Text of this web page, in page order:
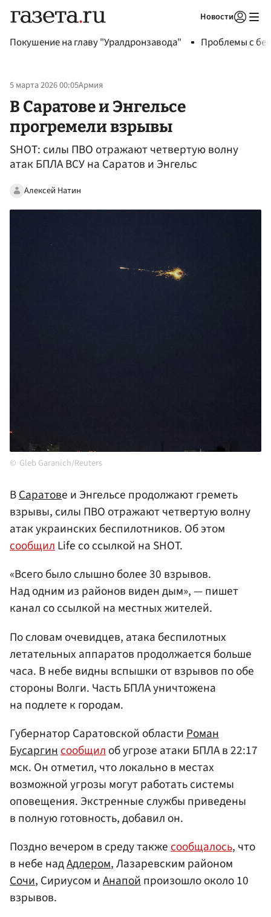
Новости
Покушение на главу "Уралдронзавода" Проблемы с
5 марта 2026 00:05Армия
В Саратове и Энгельсе
прогремели взрывы
SHOT: силы ПВО отражают четвертую волну
атак БПЛА ВСУ на Саратов и Энгельс
Алексей Натин
Gleb Garanich/Reuters
ВСаратове и Энгельсе продолжают греметь
взрывы, силы ПВО отражают четвертую волну
атак украинских беспилотников. Об этом
сообщилLife со ссылкой на SHOT.
«Всего было слышно более 30 взрывов.
Над одним из районов виден дым», — пишет
канал со ссылкой на местных жителей.
По словам очевидцев, атака беспилотных
летательных аппаратов продолжается больше
часа. В небе видны вспышки от взрывов по обе
стороны Волги. Часть БПЛА уничтожена
на подлете к городам.
Губернатор Саратовской областиРоман
Бусаргинсообщилоб угрозе атаки БПЛА в 22:17
мск. Он отметил, что локально в местах
возможной угрозы могут работать системы
оповещения. Экстренные службы приведены
в полную готовность, добавил он.
Поздно вечером в среду такжесообщалось, что
в небе надАдлером, Лазаревским районом
Сочи, Сириусом иАнапойпроизошло около 10
взрывов.